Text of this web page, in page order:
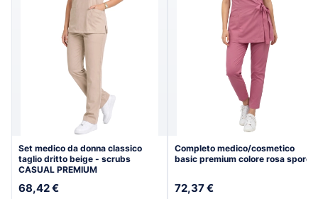
Set medico da donna classico
taglio dritto beige - scrubs
CASUAL PREMIUM
68,42 €
Completo medico/cosmetico
basic premium colore rosa sporco
72,37 €